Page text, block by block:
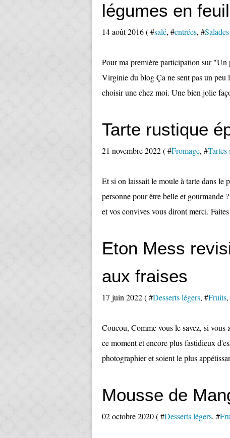
légumes en
14 août 2016 ( #salé, #entrées, #Salades
Pour ma première participation sur
Virginie du blog Ça ne sent pas un
choisir une chez moi. Une bien jolie
Tarte rustique
21 novembre 2022 ( #Fromage, #Tartes
Et si on laissait le moule à tarte dans le
personne pour être belle et gourmande
et vos convives vous diront merci.
Eton Mess
aux fraises
17 juin 2022 ( #Desserts légers, #Fruits
Coucou, Comme vous le savez, si
ce moment et encore plus fastidieux
photographier et soient le plus
Mousse de
02 octobre 2020 ( #Desserts légers, #